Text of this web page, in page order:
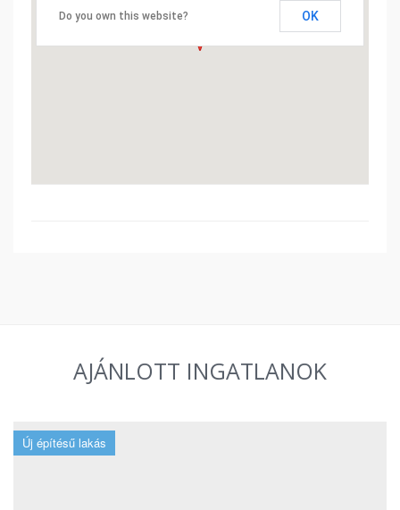
Do you own this website? OK
AJÁNLOTT INGATLANOK
Új építésű lakás